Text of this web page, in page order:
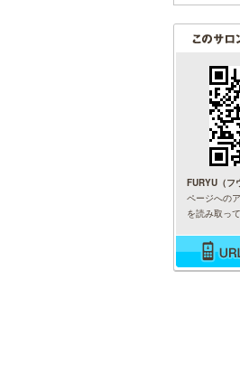
FURYU（フ
ページへの
を読み取っ